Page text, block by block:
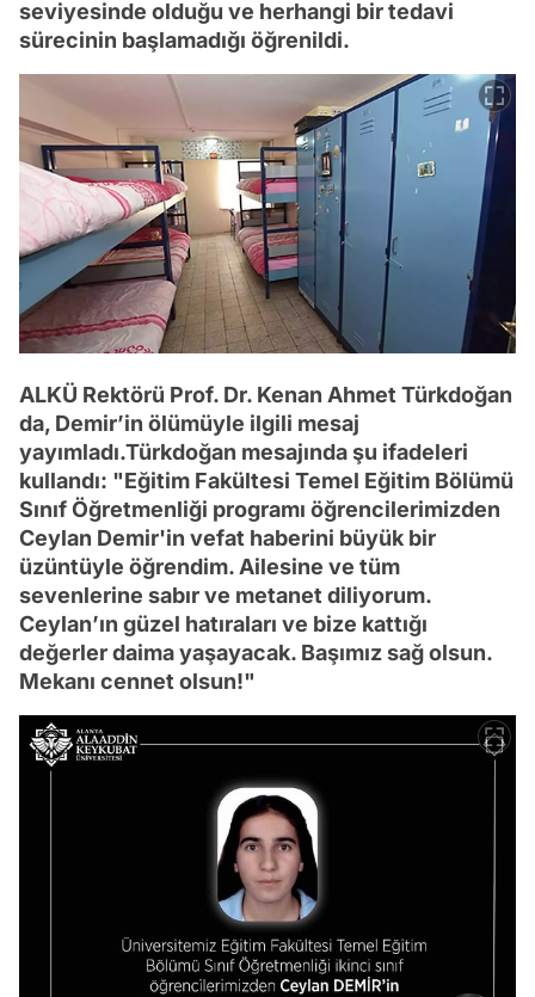
seviyesinde olduğu ve herhangi bir tedavi
sürecinin başlamadığı öğrenildi.
ALKÜ Rektörü Prof. Dr. Kenan Ahmet Türkdoğan
da, Demir’in ölümüyle ilgili mesaj
yayımladı.Türkdoğan mesajında şu ifadeleri
kullandı: "Eğitim Fakültesi Temel Eğitim Bölümü
Sınıf Öğretmenliği programı öğrencilerimizden
Ceylan Demir'in vefat haberini büyük bir
üzüntüyle öğrendim. Ailesine ve tüm
sevenlerine sabır ve metanet diliyorum.
Ceylan’ın güzel hatıraları ve bize kattığı
değerler daima yaşayacak. Başımız sağ olsun.
Mekanı cennet olsun!"